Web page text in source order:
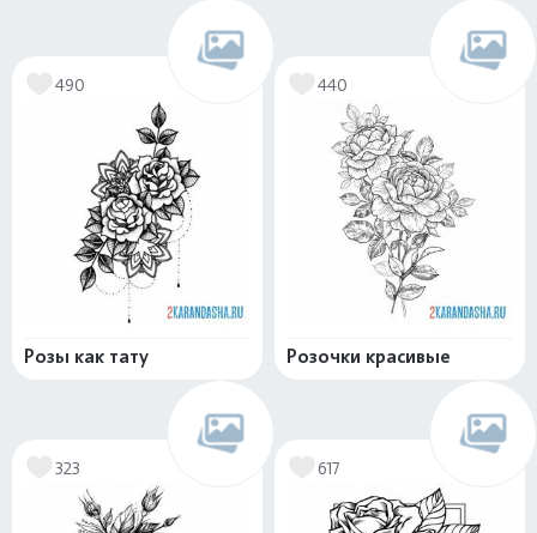
490
Розы как тату
440
Розочки красивые
323 617